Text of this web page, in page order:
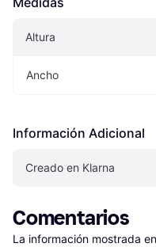
Altura
Ancho
Información Adicional
Creado en Klarna
Comentarios
La información mostrada